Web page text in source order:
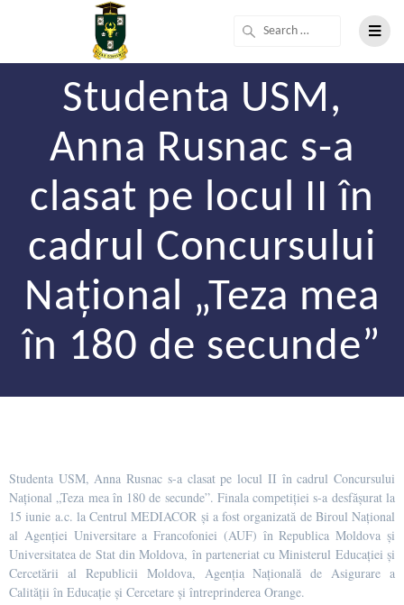
Studenta USM,
Anna Rusnac s-a
clasat pe locul II în
cadrul Concursului
Național „Teza mea
în 180 de secunde”
Studenta USM, Anna Rusnac s-a clasat pe locul II în cadrul Concursului
Național „Teza mea în 180 de secunde”. Finala competiției s-a desfășurat la
15 iunie a.c. la Centrul MEDIACOR și a fost organizată de Biroul Național
al Agenției Universitare a Francofoniei (AUF) în Republica Moldova și
Universitatea de Stat din Moldova, în parteneriat cu Ministerul Educației și
Cercetării al Republicii Moldova, Agenția Națională de Asigurare a
Calității în Educație și Cercetare și întreprinderea Orange.